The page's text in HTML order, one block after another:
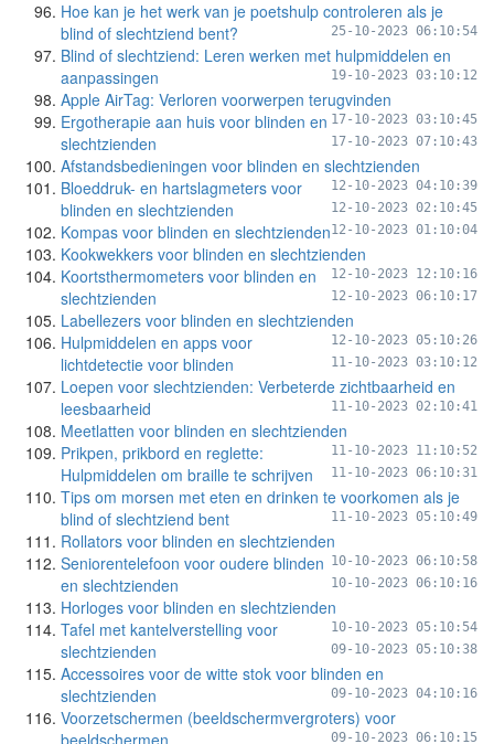
Hoe kan je het werk van je poetshulp controleren als je
blind of slechtziend bent?
25-10-2023 06:10:54
Blind of slechtziend: Leren werken met hulpmiddelen en
aanpassingen
19-10-2023 03:10:12
Apple AirTag: Verloren voorwerpen terugvinden
17-10-2023 03:10:45
Ergotherapie aan huis voor blinden en
slechtzienden
17-10-2023 07:10:43
Afstandsbedieningen voor blinden en slechtzienden
12-10-2023 04:10:39
Bloeddruk- en hartslagmeters voor
blinden en slechtzienden
12-10-2023 02:10:45
Kompas voor blinden en slechtzienden12-10-2023 01:10:04
Kookwekkers voor blinden en slechtzienden
12-10-2023 12:10:16
Koortsthermometers voor blinden en
slechtzienden
12-10-2023 06:10:17
Labellezers voor blinden en slechtzienden
12-10-2023 05:10:26
Hulpmiddelen en apps voor
lichtdetectie voor blinden
11-10-2023 03:10:12
Loepen voor slechtzienden: Verbeterde zichtbaarheid en
leesbaarheid
11-10-2023 02:10:41
Meetlatten voor blinden en slechtzienden
11-10-2023 11:10:52
Prikpen, prikbord en reglette:
Hulpmiddelen om braille te schrijven
11-10-2023 06:10:31
Tips om morsen met eten en drinken te voorkomen als je
blind of slechtziend bent
11-10-2023 05:10:49
Rollators voor blinden en slechtzienden
10-10-2023 06:10:58
Seniorentelefoon voor oudere blinden
en slechtzienden
10-10-2023 06:10:16
Horloges voor blinden en slechtzienden
10-10-2023 05:10:54
Tafel met kantelverstelling voor
slechtzienden
09-10-2023 05:10:38
Accessoires voor de witte stok voor blinden en
slechtzienden
09-10-2023 04:10:16
Voorzetschermen (beeldschermvergroters) voor
beeldschermen
09-10-2023 06:10:15